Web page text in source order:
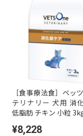
［食事療法食］ベッ
テリナリー 犬用 消
低脂肪 チキン 小粒
¥8,228